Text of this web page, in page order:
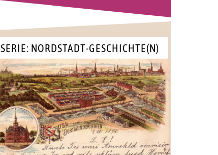
SERIE: NORDSTADT-GESCHICHTE(N)